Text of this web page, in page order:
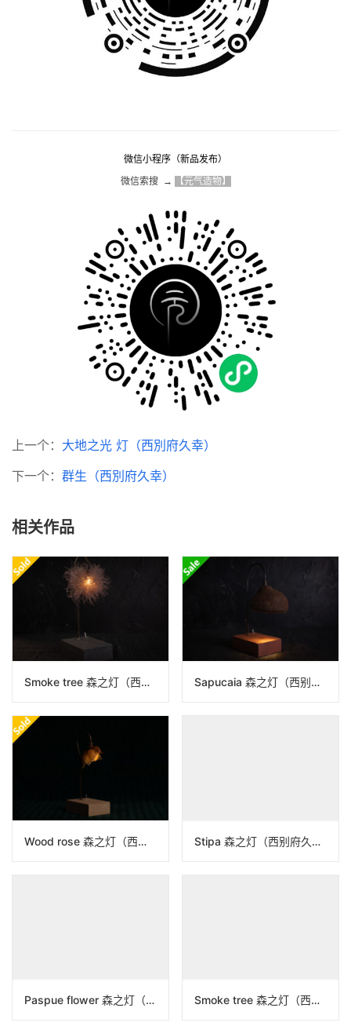
微信小程序（新品发布）
微信索搜  → 【元气造物】
上一个： 大地之光 灯（西別府久幸）
下一个： 群生（西別府久幸）
相关作品
Smoke tree 森之灯（西别府久幸）N24B205 Sapucaia 森之灯（西别府久幸）N24B210
Wood rose 森之灯（西别府久幸）N25B019 Stipa 森之灯（西别府久幸）N25B022
Paspue flower 森之灯（西别府久幸）N25B015 Smoke tree 森之灯（西别府久幸）N25B014